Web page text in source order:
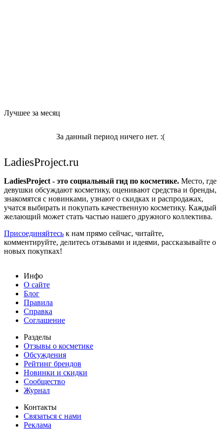
Лучшее за месяц
За данный период ничего нет. :(
LadiesProject.ru
LadiesProject - это социальный гид по косметике. Место, где
девушки обсуждают косметику, оценивают средства и бренды,
знакомятся с новинками, узнают о скидках и распродажах,
учатся выбирать и покупать качественную косметику. Каждый
желающий может стать частью нашего дружного коллектива.
Присоединяйтесь к нам прямо сейчас, читайте,
комментируйте, делитесь отзывами и идеями, рассказывайте о
новых покупках!
Инфо
О сайте
Блог
Правила
Справка
Соглашение
Разделы
Отзывы о косметике
Обсуждения
Рейтинг брендов
Новинки и скидки
Сообщество
Журнал
Контакты
Связаться с нами
Реклама